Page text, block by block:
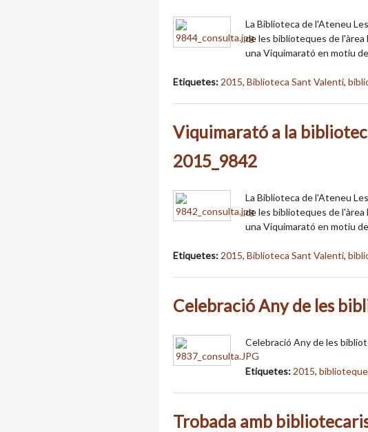
La Biblioteca de l'Ateneu
de les biblioteques de
una Viquimarató en motiu
Etiquetes: 2015, Biblioteca Sant Valentí,
Viquimarató a la
2015_9842
La Biblioteca de l'Ateneu
de les biblioteques de
una Viquimarató en motiu
Etiquetes: 2015, Biblioteca Sant Valentí,
Celebració Any de les
Celebració Any de les
Etiquetes: 2015,
Trobada amb